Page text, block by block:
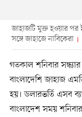
জাহাজটি মুক্ত হওয়ার
সঙ্গে জাহাজে নাবিকেরা
গতকাল শনিবার
বাংলাদেশি জাহাজ
হয়। ডলারভর্তি এসব
বাংলাদেশ সময়